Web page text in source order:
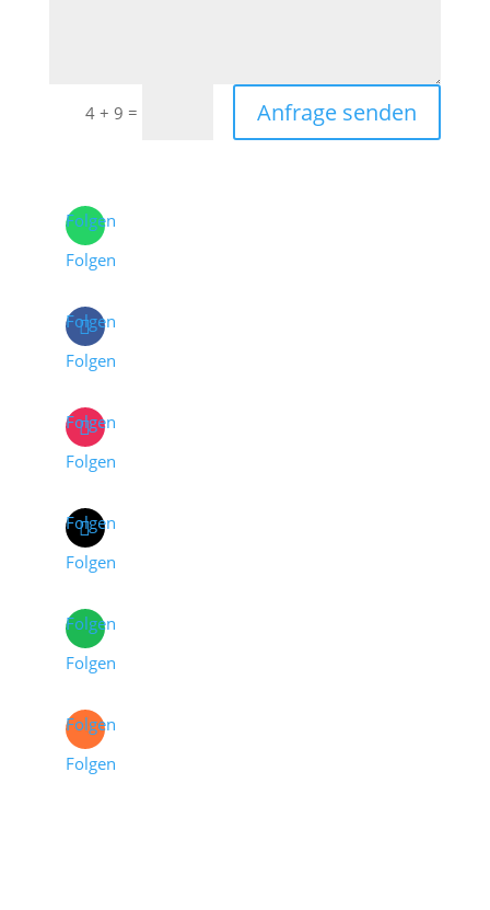
4 + 9 = Anfrage senden
Folgen
Folgen
Folgen
Folgen
Folgen
Folgen
Folgen
Folgen
Folgen
Folgen
Folgen
Folgen